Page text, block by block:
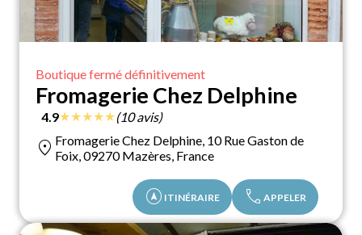
Boutique fermé définitivement
Fromagerie Chez Delphine
4.9★★★★★(10 avis)
location_on Fromagerie Chez Delphine, 10 Rue Gaston de
Foix, 09270 Mazères, France
assistant_navigation ITINÉRAIRE call APPELER